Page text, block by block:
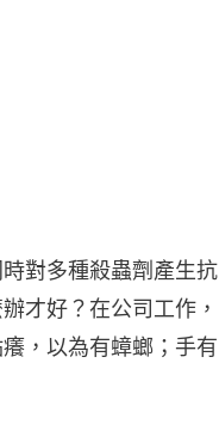
對多種殺蟲劑產生抗
才好？在公司工作，
，以為有蟑螂；手有